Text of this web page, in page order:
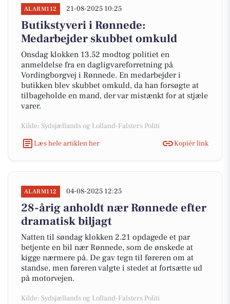
ALARM112 21-08-2025 10:25
Butikstyveri i Rønnede:
Medarbejder skubbet omkuld
Onsdag klokken 13.52 modtog politiet en
anmeldelse fra en dagligvareforretning på
Vordingborgvej i Rønnede. En medarbejder i
butikken blev skubbet omkuld, da han forsøgte at
tilbageholde en mand, der var mistænkt for at stjæle
varer.
Kilde: Sydsjællands og Lolland-Falsters Politi
Læs hele artiklen her
Kopiér link
ALARM112 04-08-2025 12:25
28-årig anholdt nær Rønnede efter
dramatisk biljagt
Natten til søndag klokken 2.21 opdagede et par
betjente en bil nær Rønnede, som de ønskede at
kigge nærmere på. De gav tegn til føreren om at
standse, men føreren valgte i stedet at fortsætte ud
på motorvejen.
Kilde: Sydsjællands og Lolland-Falsters Politi